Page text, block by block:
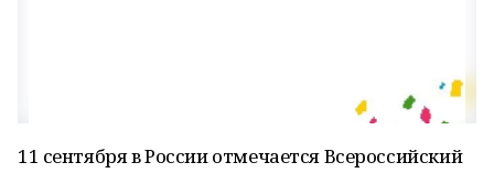
11 сентября в России отмечается Всероссийский